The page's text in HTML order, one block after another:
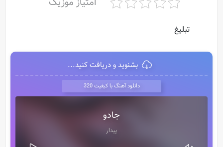
تبلیغ
بشنوید و دریافت کنید...
دانلود آهنگ با کیفیت 320
جادو
پیدار